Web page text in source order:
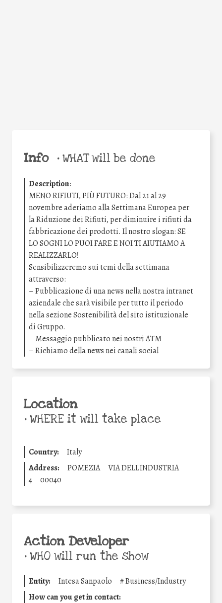
Info •WHAT will be done
Description:
MENO RIFIUTI, PIÙ FUTURO: Dal 21 al 29
novembre aderiamo alla Settimana Europea per
la Riduzione dei Rifiuti, per diminuire i rifiuti da
fabbricazione dei prodotti. Il nostro slogan: SE
LO SOGNI LO PUOI FARE E NOI TI AIUTIAMO A
REALIZZARLO!
Sensibilizzeremo sui temi della settimana
attraverso:
– Pubblicazione di una news nella nostra intranet
aziendale che sarà visibile per tutto il periodo
nella sezione Sostenibilità del sito istituzionale
di Gruppo.
– Messaggio pubblicato nei nostri ATM
– Richiamo della news nei canali social
Location
•WHERE it will take place
Country:
Italy
Address:
POMEZIA
VIA DELL'INDUSTRIA
4
00040
Action Developer
•WHO will run the show
Entity: Intesa Sanpaolo #Business/Industry
How can you get in contact: